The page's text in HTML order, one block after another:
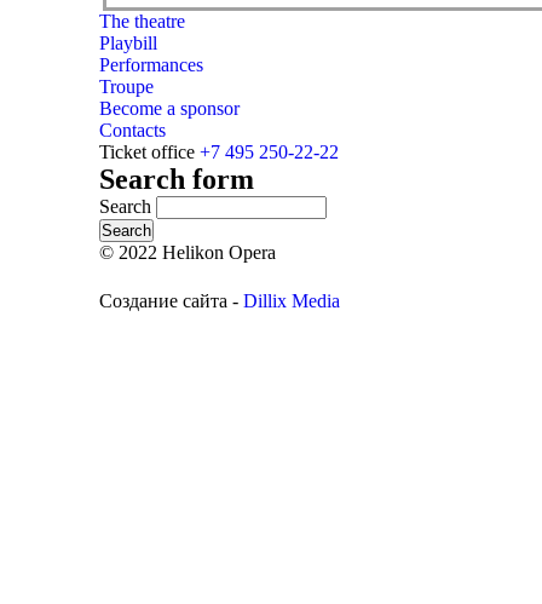
The theatre
Playbill
Performances
Troupe
Become a sponsor
Contacts
Ticket office +7 495 250-22-22
Search form
Search
© 2022 Helikon Opera
Создание сайта - Dillix Media